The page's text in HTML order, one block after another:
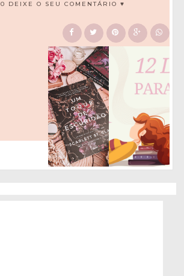
0 DEIXE O SEU COMENTÁRIO ♥